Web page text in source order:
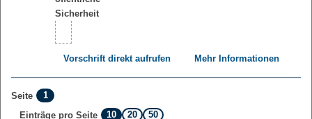
Vorschrift direkt aufrufen Mehr Informationen
Seite
1
Einträge pro Seite
10 20 50